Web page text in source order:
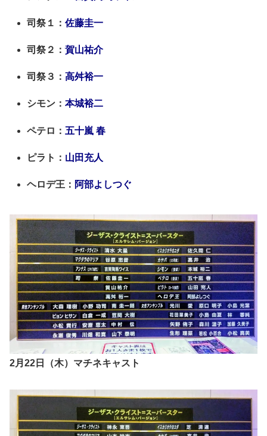
司祭１：佐藤圭一
司祭２：賀山祐介
司祭３：高舛裕一
シモン：本城裕二
ペテロ： 五十嵐 春
ピラト： 山田充人
ヘロデ王： 阿部よしつぐ
2月22日（木）マチネキャスト